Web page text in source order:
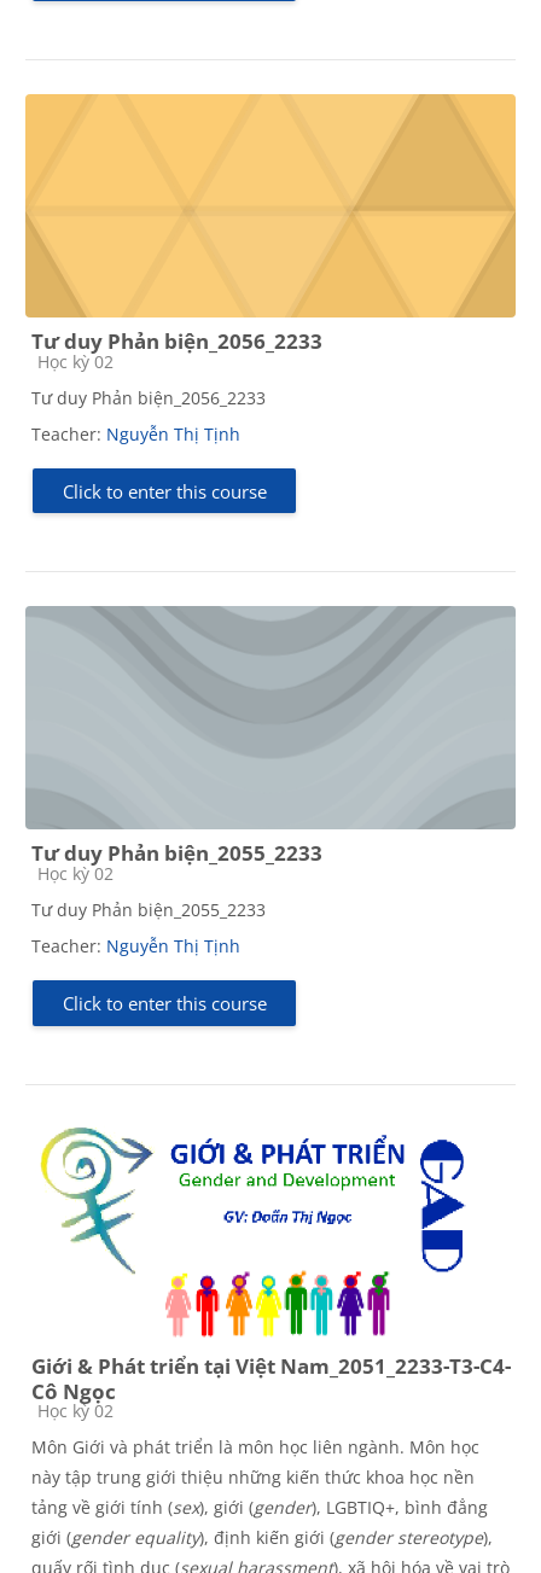
Tư duy Phản biện_2056_2233
Course category
Học kỳ 02
Tư duy Phản biện_2056_2233
Teacher: Nguyễn Thị Tịnh
Click to enter this course
Tư duy Phản biện_2055_2233
Course category
Học kỳ 02
Tư duy Phản biện_2055_2233
Teacher: Nguyễn Thị Tịnh
Click to enter this course
Giới & Phát triển tại Việt Nam_2051_2233-T3-C4-
Cô Ngọc
Course category
Học kỳ 02
Môn Giới và phát triển là môn học liên ngành. Môn học
này tập trung giới thiệu những kiến thức khoa học nền
tảng về giới tính (sex), giới (gender), LGBTIQ+, bình đẳng
giới (gender equality), định kiến giới (gender stereotype),
quấy rối tình dục (sexual harassment), xã hội hóa về vai trò